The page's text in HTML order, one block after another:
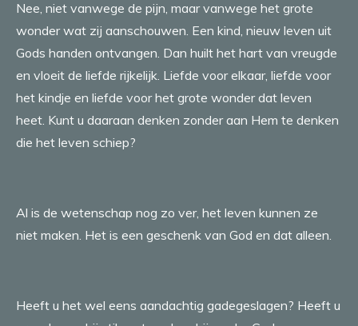
Nee, niet vanwege de pijn, maar vanwege het grote
wonder wat zij aanschouwen. Een kind, nieuw leven uit
Gods handen ontvangen. Dan huilt het hart van vreugde
en vloeit de liefde rijkelijk. Liefde voor elkaar, liefde voor
het kindje en liefde voor het grote wonder dat leven
heet. Kunt u daaraan denken zonder aan Hem te denken
die het leven schiep?
Al is de wetenschap nog zo ver, het leven kunnen ze
niet maken. Het is een geschenk van God en dat alleen.
Heeft u het wel eens aandachtig gadegeslagen? Heeft u